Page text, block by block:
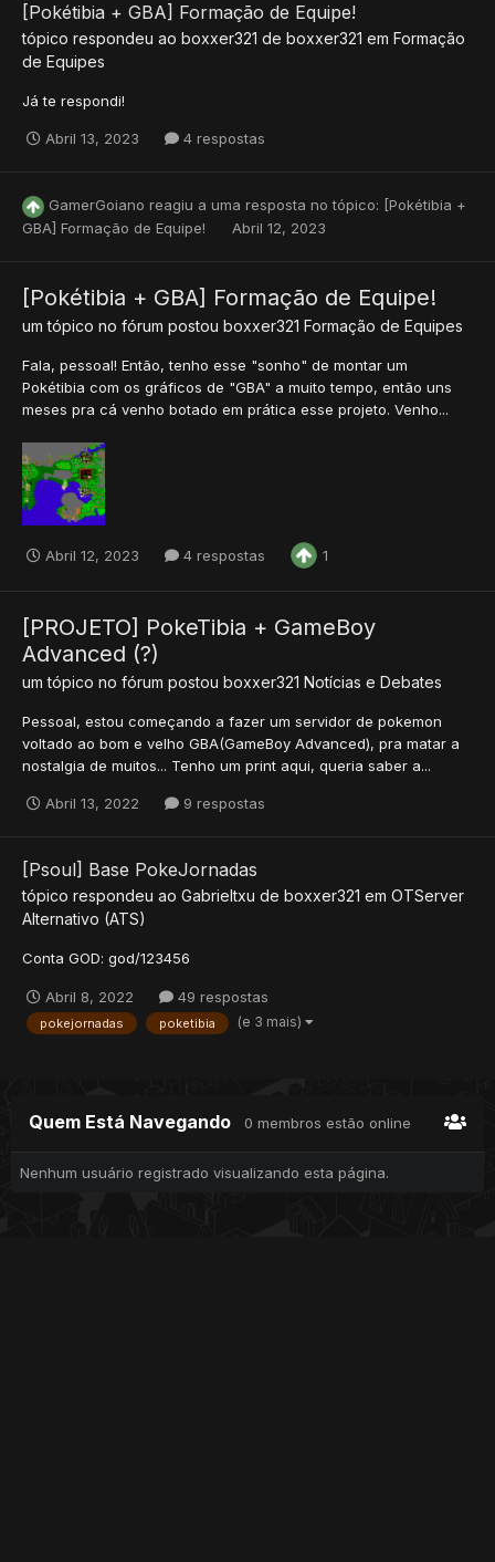
[Pokétibia + GBA] Formação de Equipe!
tópico respondeu ao boxxer321 de boxxer321 em Formação
de Equipes
Já te respondi!
Abril 13, 2023 4 respostas
GamerGoiano reagiu a uma resposta no tópico: [Pokétibia +
GBA] Formação de Equipe!
Abril 12, 2023
[Pokétibia + GBA] Formação de Equipe!
um tópico no fórum postou boxxer321 Formação de Equipes
Fala, pessoal! Então, tenho esse "sonho" de montar um
Pokétibia com os gráficos de "GBA" a muito tempo, então uns
meses pra cá venho botado em prática esse projeto. Venho...
Abril 12, 2023 4 respostas 1
[PROJETO] PokeTibia + GameBoy
Advanced (?)
um tópico no fórum postou boxxer321 Notícias e Debates
Pessoal, estou começando a fazer um servidor de pokemon
voltado ao bom e velho GBA(GameBoy Advanced), pra matar a
nostalgia de muitos... Tenho um print aqui, queria saber a...
Abril 13, 2022 9 respostas
[Psoul] Base PokeJornadas
tópico respondeu ao Gabrieltxu de boxxer321 em OTServer
Alternativo (ATS)
Conta GOD: god/123456
Abril 8, 2022 49 respostas
pokejornadas poketibia (e 3 mais)
Quem Está Navegando 0 membros estão online
Nenhum usuário registrado visualizando esta página.